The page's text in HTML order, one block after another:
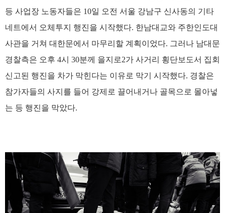
등 사업장 노동자들은 10일 오전 서울 강남구 신사동의 기타
네트에서 오체투지 행진을 시작했다. 한남대교와 주한인도대
사관을 거쳐 대한문에서 마무리할 계획이었다. 그러나 남대문
경찰측은 오후 4시 30분께 을지로2가 사거리 횡단보도서 집회
신고된 행진을 차가 막힌다는 이유로 막기 시작했다. 경찰은
참가자들의 사지를 들어 강제로 끌어내거나 골목으로 몰아넣
는 등 행진을 막았다.